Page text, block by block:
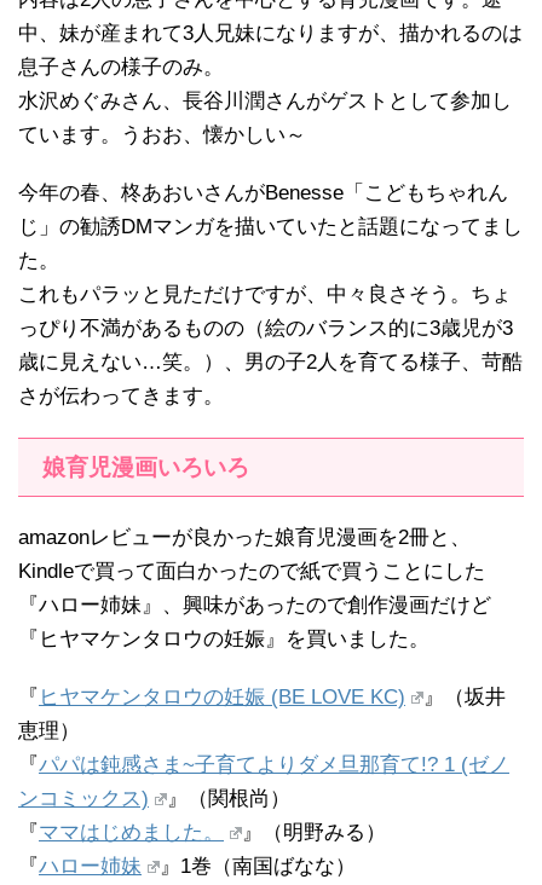
中、妹が産まれて3人兄妹になりますが、描かれるのは
息子さんの様子のみ。
水沢めぐみさん、長谷川潤さんがゲストとして参加し
ています。うおお、懐かしい～
今年の春、柊あおいさんがBenesse「こどもちゃれん
じ」の勧誘DMマンガを描いていたと話題になってまし
た。
これもパラッと見ただけですが、中々良さそう。ちょ
っぴり不満があるものの（絵のバランス的に3歳児が3
歳に見えない…笑。）、男の子2人を育てる様子、苛酷
さが伝わってきます。
娘育児漫画いろいろ
amazonレビューが良かった娘育児漫画を2冊と、
Kindleで買って面白かったので紙で買うことにした
『ハロー姉妹』、興味があったので創作漫画だけど
『ヒヤマケンタロウの妊娠』を買いました。
『 ヒヤマケンタロウの妊娠 (BE LOVE KC)
』（坂井
恵理）
『パパは鈍感さま~子育てよりダメ旦那育て!? 1 (ゼノ
ンコミックス)
』（関根尚）
『ママはじめました。
』（明野みる）
『ハロー姉妹 』1巻（南国ばなな）